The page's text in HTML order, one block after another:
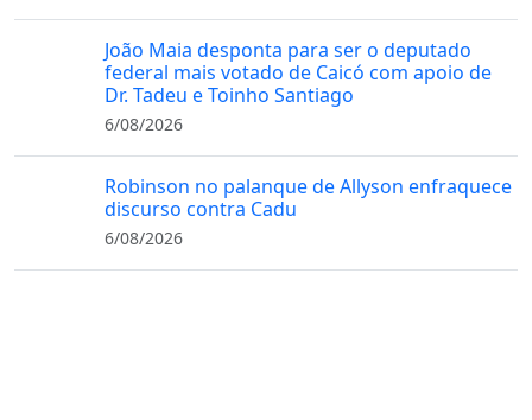
João Maia desponta para ser o deputado
federal mais votado de Caicó com apoio de
Dr. Tadeu e Toinho Santiago
6/08/2026
Robinson no palanque de Allyson enfraquece
discurso contra Cadu
6/08/2026